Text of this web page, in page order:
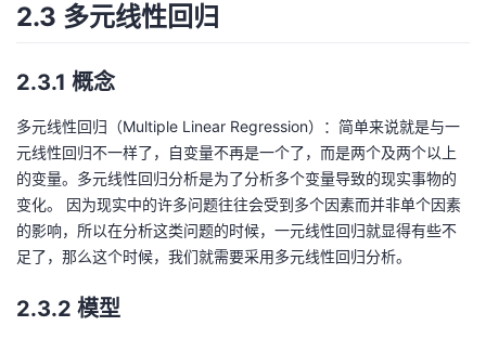
2.3 多元线性回归
2.3.1 概念
多元线性回归（Multiple Linear Regression）：简单来说就是与一
元线性回归不一样了，自变量不再是一个了，而是两个及两个以上
的变量。多元线性回归分析是为了分析多个变量导致的现实事物的
变化。 因为现实中的许多问题往往会受到多个因素而并非单个因素
的影响，所以在分析这类问题的时候，一元线性回归就显得有些不
足了，那么这个时候，我们就需要采用多元线性回归分析。
2.3.2 模型